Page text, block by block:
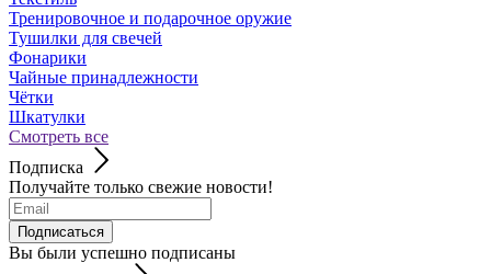
Тренировочное и подарочное оружие
Тушилки для свечей
Фонарики
Чайные принадлежности
Чётки
Шкатулки
Смотреть все
Подписка
Получайте только свежие новости!
Подписаться
Вы были успешно подписаны